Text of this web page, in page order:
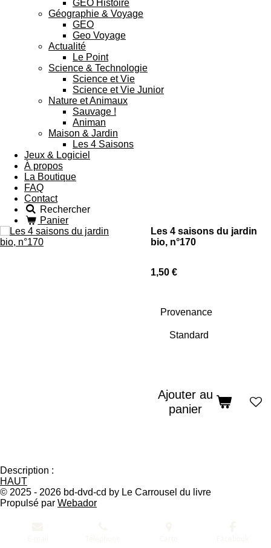
GEO Histoire
Géographie & Voyage
GEO
Geo Voyage
Actualité
Le Point
Science & Technologie
Science et Vie
Science et Vie Junior
Nature et Animaux
Sauvage !
Animan
Maison & Jardin
Les 4 Saisons
Jeux & Logiciel
À propos
La Boutique
FAQ
Contact
Rechercher
Panier
Les 4 saisons du jardin
bio, n°170
1,50 €
Provenance
Ajouter au
panier
Description :
HAUT
© 2025 - 2026 bd-dvd-cd by Le Carrousel du livre
Propulsé par Webador